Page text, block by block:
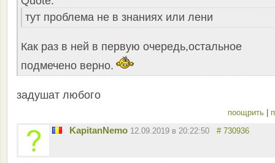
тут проблема не в знаниях или лени
Как раз в ней в первую очередь,остальное
подмечено верно.
задушат любого
поощрить
KapitanNemo 12.09.2019 в 20:22:50 # 730936